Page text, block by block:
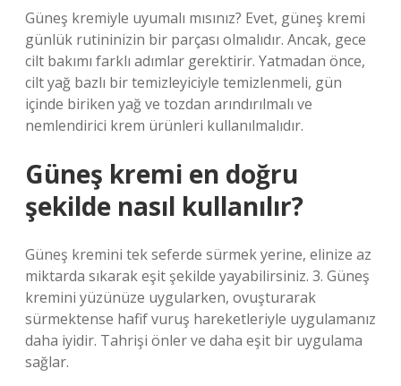
Güneş kremiyle uyumalı mısınız? Evet, güneş kremi
günlük rutininizin bir parçası olmalıdır. Ancak, gece
cilt bakımı farklı adımlar gerektirir. Yatmadan önce,
cilt yağ bazlı bir temizleyiciyle temizlenmeli, gün
içinde biriken yağ ve tozdan arındırılmalı ve
nemlendirici krem ​​ürünleri kullanılmalıdır.
Güneş kremi en doğru
şekilde nasıl kullanılır?
Güneş kremini tek seferde sürmek yerine, elinize az
miktarda sıkarak eşit şekilde yayabilirsiniz. 3. Güneş
kremini yüzünüze uygularken, ovuşturarak
sürmektense hafif vuruş hareketleriyle uygulamanız
daha iyidir. Tahrişi önler ve daha eşit bir uygulama
sağlar.